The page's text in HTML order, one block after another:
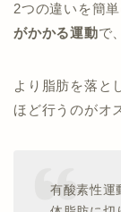
2つの違いを簡
がかかる運動で
より脂肪を落と
ほど行うのがオ
有酸素性運